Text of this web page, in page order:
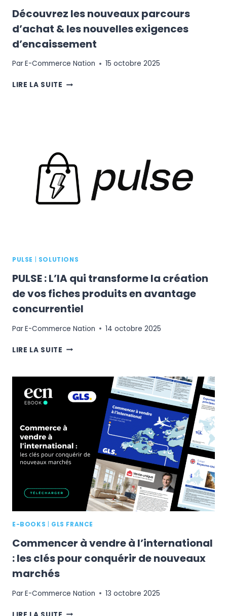
Découvrez les nouveaux parcours
d’achat & les nouvelles exigences
d’encaissement
ParE-Commerce Nation 15 octobre 2025
LIRE LA SUITE DÉCOUVREZ
NOUVELLES
EXIGENCES
D’ENCAISSEMENT
PULSE SOLUTIONS
PULSE : L’IA qui transforme la création
de vos fiches produits en avantage
concurrentiel
ParE-Commerce Nation 14 octobre 2025
LIRE LA SUITE PULSE
QUI
TRANSFORME
LA
VOS
FICHES
PRODUITS
EN
AVANTAGE
CONCURRENTIEL
E-BOOKS GLS FRANCE
Commencer à vendre à l’international
: les clés pour conquérir de nouveaux
marchés
ParE-Commerce Nation 13 octobre 2025
COMMENCER